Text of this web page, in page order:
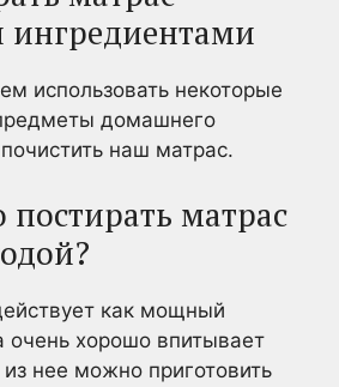
использовать некоторые
домашнего
наш матрас.
матрас
как мощный
очень хорошо впитывает
нее можно приготовить